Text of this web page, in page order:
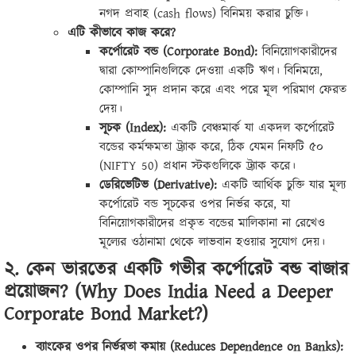
নগদ প্রবাহ (cash flows) বিনিময় করার চুক্তি।
এটি কীভাবে কাজ করে?
কর্পোরেট বন্ড (Corporate Bond): বিনিয়োগকারীদের
দ্বারা কোম্পানিগুলিকে দেওয়া একটি ঋণ। বিনিময়ে,
কোম্পানি সুদ প্রদান করে এবং পরে মূল পরিমাণ ফেরত
দেয়।
সূচক (Index): একটি বেঞ্চমার্ক যা একদল কর্পোরেট
বন্ডের কর্মক্ষমতা ট্র্যাক করে, ঠিক যেমন নিফটি ৫০
(NIFTY 50) প্রধান স্টকগুলিকে ট্র্যাক করে।
ডেরিভেটিভ (Derivative): একটি আর্থিক চুক্তি যার মূল্য
কর্পোরেট বন্ড সূচকের ওপর নির্ভর করে, যা
বিনিয়োগকারীদের প্রকৃত বন্ডের মালিকানা না রেখেও
মূল্যের ওঠানামা থেকে লাভবান হওয়ার সুযোগ দেয়।
২. কেন ভারতের একটি গভীর কর্পোরেট বন্ড বাজার
প্রয়োজন? (Why Does India Need a Deeper
Corporate Bond Market?)
ব্যাংকের ওপর নির্ভরতা কমায় (Reduces Dependence on Banks):